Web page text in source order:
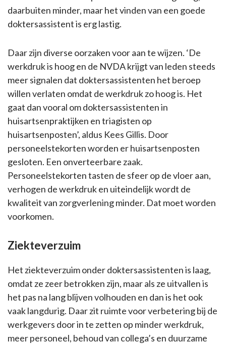
daarbuiten minder, maar het vinden van een goede
doktersassistent is erg lastig.
Daar zijn diverse oorzaken voor aan te wijzen. ‘De
werkdruk is hoog en de NVDA krijgt van leden steeds
meer signalen dat doktersassistenten het beroep
willen verlaten omdat de werkdruk zo hoog is. Het
gaat dan vooral om doktersassistenten in
huisartsenpraktijken en triagisten op
huisartsenposten’, aldus Kees Gillis. Door
personeelstekorten worden er huisartsenposten
gesloten. Een onverteerbare zaak.
Personeelstekorten tasten de sfeer op de vloer aan,
verhogen de werkdruk en uiteindelijk wordt de
kwaliteit van zorgverlening minder. Dat moet worden
voorkomen.
Ziekteverzuim
Het ziekteverzuim onder doktersassistenten is laag,
omdat ze zeer betrokken zijn, maar als ze uitvallen is
het pas na lang blijven volhouden en dan is het ook
vaak langdurig. Daar zit ruimte voor verbetering bij de
werkgevers door in te zetten op minder werkdruk,
meer personeel, behoud van collega’s en duurzame